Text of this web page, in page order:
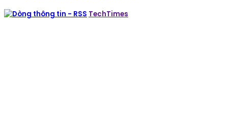
TechTimes